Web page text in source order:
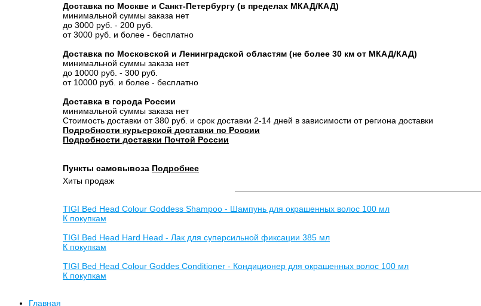
Доставка по Москве и Санкт-Петербургу (в пределах МКАД/КАД)
минимальной суммы заказа нет
до 3000 руб. - 200 руб.
от 3000 руб. и более - бесплатно
Доставка по Московской и Ленинградской областям (не более 30 км от МКАД/КАД)
минимальной суммы заказа нет
до 10000 руб. - 300 руб.
от 10000 руб. и более - бесплатно
Доставка в города России
минимальной суммы заказа нет
Стоимость доставки от 380 руб. и срок доставки 2-14 дней в зависимости от региона доставки
Подробности курьерской доставки по России
Подробности доставки Почтой России
Пункты самовывоза Подробнее
Хиты продаж
TIGI Bed Head Colour Goddess Shampoo - Шампунь для окрашенных волос 100 мл
К покупкам
TIGI Bed Head Hard Head - Лак для суперсильной фиксации 385 мл
К покупкам
TIGI Bed Head Colour Goddes Conditioner - Кондиционер для окрашенных волос 100 мл
К покупкам
Главная